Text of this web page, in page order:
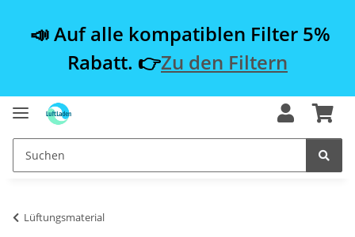
📣 Auf alle kompatiblen Filter 5%
Rabatt. 👉Zu den Filtern
Lüftungsmaterial